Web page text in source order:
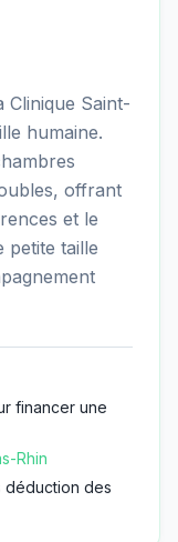
Clinique Saint-
humaine.
offrant
et le
petite taille
financer une
Rhin
déduction des